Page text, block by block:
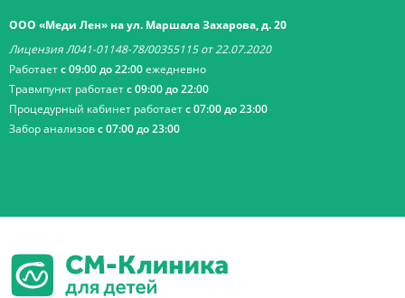
ООО «Меди Лен» на ул. Маршала Захарова, д. 20
Лицензия Л041-01148-78/00355115 от 22.07.2020
Работаетс 09:00 до 22:00ежедневно
Травмпункт работаетс 09:00 до 22:00
Процедурный кабинет работаетс 07:00 до 23:00
Забор анализовс 07:00 до 23:00